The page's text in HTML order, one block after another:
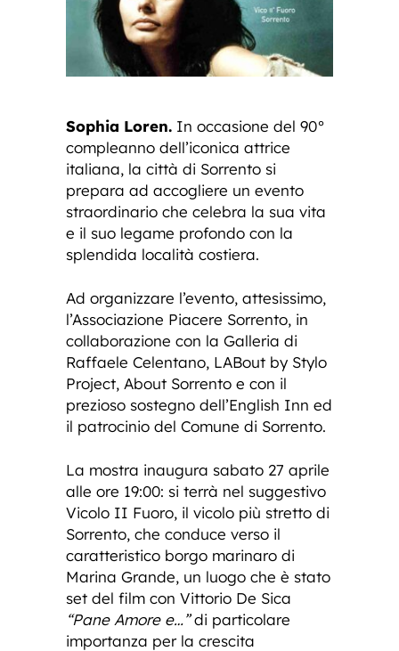
Sophia Loren. In occasione del 90°
compleanno dell’iconica attrice
italiana, la città di Sorrento si
prepara ad accogliere un evento
straordinario che celebra la sua vita
e il suo legame profondo con la
splendida località costiera.
Ad organizzare l’evento, attesissimo,
l’Associazione Piacere Sorrento, in
collaborazione con la Galleria di
Raffaele Celentano, LABout by Stylo
Project, About Sorrento e con il
prezioso sostegno dell’English Inn ed
il patrocinio del Comune di Sorrento.
La mostra inaugura sabato 27 aprile
alle ore 19:00: si terrà nel suggestivo
Vicolo II Fuoro, il vicolo più stretto di
Sorrento, che conduce verso il
caratteristico borgo marinaro di
Marina Grande, un luogo che è stato
set del film con Vittorio De Sica
“Pane Amore e…”di particolare
importanza per la crescita